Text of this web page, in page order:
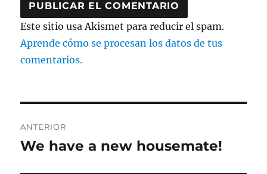
Este sitio usa Akismet para reducir el spam.
Aprende cómo se procesan los datos de tus
comentarios.
de
ANTERIOR
Entrada
We have a new housemate!